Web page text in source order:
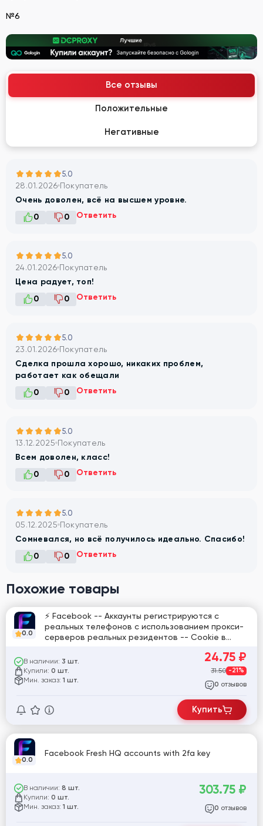
№6
Все отзывы
Положительные
Негативные
5.0
28.01.2026 Покупатель
Очень доволен, всё на высшем уровне.
0
0 Ответить
5.0
24.01.2026 Покупатель
Цена радует, топ!
0
0 Ответить
5.0
23.01.2026 Покупатель
Сделка прошла хорошо, никаких проблем,
работает как обещали
0
0 Ответить
5.0
13.12.2025 Покупатель
Всем доволен, класс!
0
0 Ответить
5.0
05.12.2025 Покупатель
Сомневался, но всё получилось идеально. Спасибо!
0
0 Ответить
Похожие товары
0.0
⚡ Facebook -- Аккаунты регистрируются с
реальных телефонов c использованием прокси-
серверов реальных резидентов -- Cookie в
uid|pass|cookie ⚡ [825355]
В наличии: 3 шт.
Купили: 0 шт.
Мин. заказ: 1 шт.
24.75 ₽
31.50 -21%
0 отзывов
Купить
0.0
Facebook Fresh HQ accounts with 2fa key
В наличии: 8 шт.
Купили: 0 шт.
Мин. заказ: 1 шт.
303.75 ₽
0 отзывов